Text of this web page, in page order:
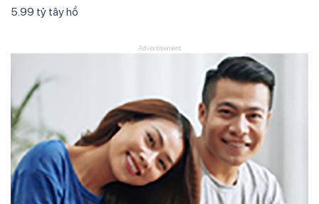
5.99 tỷ tây hồ
Advertisement